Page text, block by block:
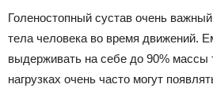
Голеностопный сустав очень
тела человека во время движений.
выдерживать на себе до 90%
нагрузках очень часто могут